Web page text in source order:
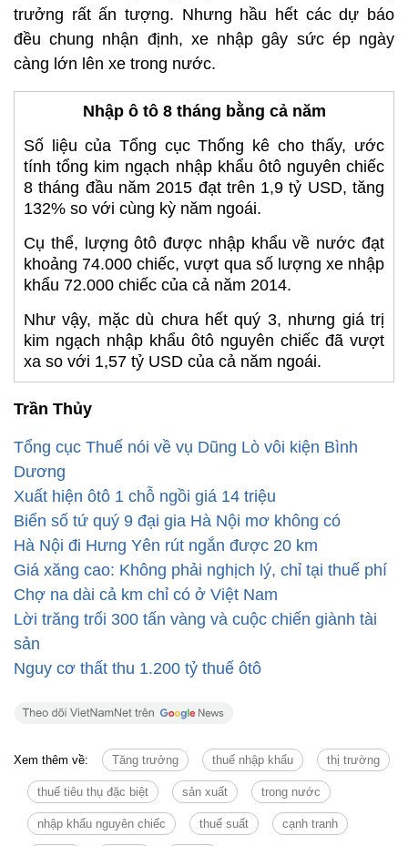
trưởng rất ấn tượng. Nhưng hầu hết các dự báo
đều chung nhận định, xe nhập gây sức ép ngày
càng lớn lên xe trong nước.
Nhập ô tô 8 tháng bằng cả năm
Số liệu của Tổng cục Thống kê cho thấy, ước
tính tổng kim ngạch nhập khẩu ôtô nguyên chiếc
8 tháng đầu năm 2015 đạt trên 1,9 tỷ USD, tăng
132% so với cùng kỳ năm ngoái.
Cụ thể, lượng ôtô được nhập khẩu về nước đạt
khoảng 74.000 chiếc, vượt qua số lượng xe nhập
khẩu 72.000 chiếc của cả năm 2014.
Như vậy, mặc dù chưa hết quý 3, nhưng giá trị
kim ngạch nhập khẩu ôtô nguyên chiếc đã vượt
xa so với 1,57 tỷ USD của cả năm ngoái.
Trần Thủy
Tổng cục Thuế nói về vụ Dũng Lò vôi kiện Bình
Dương
Xuất hiện ôtô 1 chỗ ngồi giá 14 triệu
Biển số tứ quý 9 đại gia Hà Nội mơ không có
Hà Nội đi Hưng Yên rút ngắn được 20 km
Giá xăng cao: Không phải nghịch lý, chỉ tại thuế phí
Chợ na dài cả km chỉ có ở Việt Nam
Lời trăng trối 300 tấn vàng và cuộc chiến giành tài
sản
Nguy cơ thất thu 1.200 tỷ thuế ôtô
Xem thêm về: Tăng trưởng thuế nhập khẩu thị trường
thuế tiêu thụ đặc biệt sản xuất trong nước
nhập khẩu nguyên chiếc thuế suất cạnh tranh